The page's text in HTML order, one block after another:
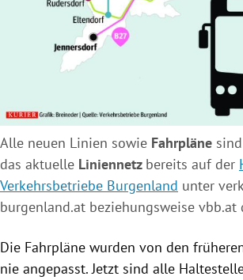
Alle neuen Linien sowie Fahrpläne
das aktuelle Liniennetz bereits auf der
Verkehrsbetriebe Burgenland unter
burgenland.at beziehungsweise vbb.at
Die Fahrpläne wurden von den
nie angepasst. Jetzt sind alle